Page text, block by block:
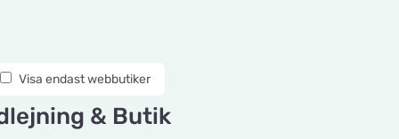
Visa endast webbutiker
& Butik